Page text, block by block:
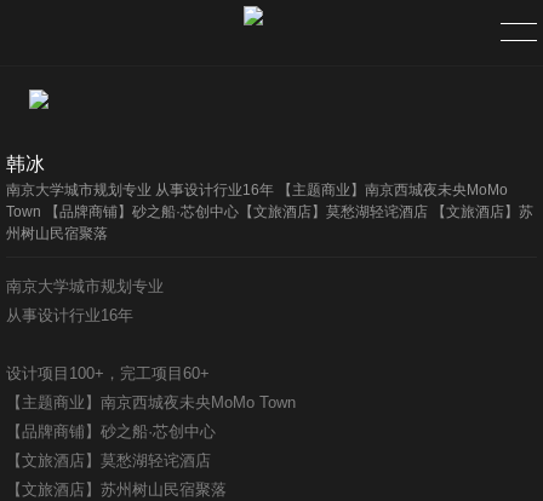
服务
公司简介
团队精英
联系
视频宣传
韩冰
南京大学城市规划专业 从事设计行业16年 【主题商业】南京西城夜未央MoMo
Town 【品牌商铺】砂之船·芯创中心【文旅酒店】莫愁湖轻诧酒店 【文旅酒店】苏
州树山民宿聚落
南京大学城市规划专业
从事设计行业16年
设计项目100+，完工项目60+
【主题商业】南京西城夜未央MoMo Town
【品牌商铺】砂之船·芯创中心
【文旅酒店】莫愁湖轻诧酒店
【文旅酒店】苏州树山民宿聚落